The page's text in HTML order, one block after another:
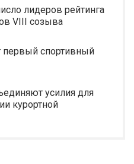
лидеров рейтинга
VIII созыва
первый спортивный
усилия для
курортной